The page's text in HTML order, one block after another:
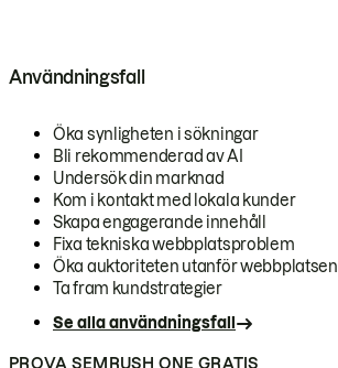
Användningsfall
Öka synligheten i sökningar
Bli rekommenderad av AI
Undersök din marknad
Kom i kontakt med lokala kunder
Skapa engagerande innehåll
Fixa tekniska webbplatsproblem
Öka auktoriteten utanför webbplatsen
Ta fram kundstrategier
Se alla användningsfall
PROVA SEMRUSH ONE GRATIS